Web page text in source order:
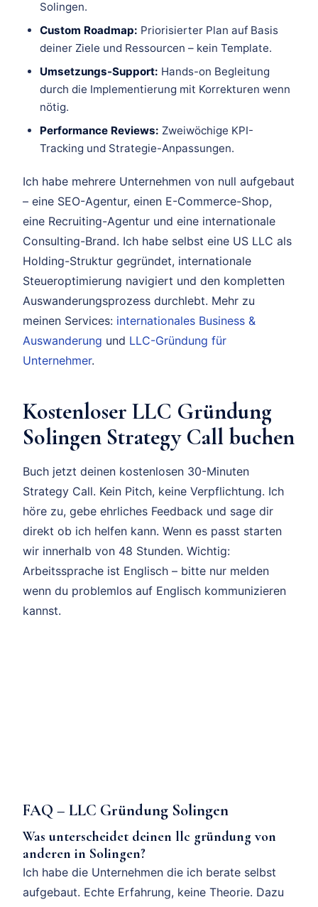
Solingen.
Custom Roadmap: Priorisierter Plan auf Basis
deiner Ziele und Ressourcen – kein Template.
Umsetzungs-Support: Hands-on Begleitung
durch die Implementierung mit Korrekturen wenn
nötig.
Performance Reviews: Zweiwöchige KPI-
Tracking und Strategie-Anpassungen.
Ich habe mehrere Unternehmen von null aufgebaut
– eine SEO-Agentur, einen E-Commerce-Shop,
eine Recruiting-Agentur und eine internationale
Consulting-Brand. Ich habe selbst eine US LLC als
Holding-Struktur gegründet, internationale
Steueroptimierung navigiert und den kompletten
Auswanderungsprozess durchlebt. Mehr zu
meinen Services: internationales Business &
Auswanderung und LLC-Gründung für
Unternehmer.
Kostenloser LLC Gründung
Solingen Strategy Call buchen
Buch jetzt deinen kostenlosen 30-Minuten
Strategy Call. Kein Pitch, keine Verpflichtung. Ich
höre zu, gebe ehrliches Feedback und sage dir
direkt ob ich helfen kann. Wenn es passt starten
wir innerhalb von 48 Stunden. Wichtig:
Arbeitssprache ist Englisch – bitte nur melden
wenn du problemlos auf Englisch kommunizieren
kannst.
FAQ – LLC Gründung Solingen
Was unterscheidet deinen llc gründung von
anderen in Solingen?
Ich habe die Unternehmen die ich berate selbst
aufgebaut. Echte Erfahrung, keine Theorie. Dazu